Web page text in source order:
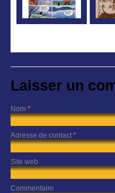
Laisser un
Nom *
Adresse de contact *
Site web
Commentaire